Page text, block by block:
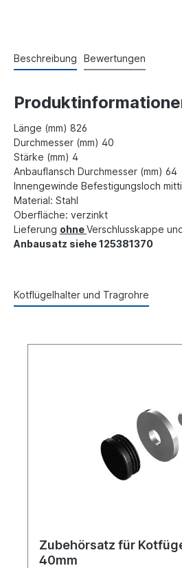
Beschreibung Bewertungen
Länge (mm) 826
Durchmesser (mm) 40
Stärke (mm) 4
Anbauflansch Durchmesser (mm) 64
Innengewinde Befestigungsloch
Material: Stahl
Oberfläche: verzinkt
Lieferung ohneVerschlusskappe
Anbausatz siehe 125381370
Kotflügelhalter und Tragrohre
Zubehörsatz für
40mm